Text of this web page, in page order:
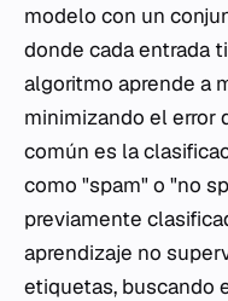
modelo con un
donde cada entrada
algoritmo aprende a
minimizando el error
común es la
como "spam" o "no
previamente
aprendizaje no
etiquetas, buscando